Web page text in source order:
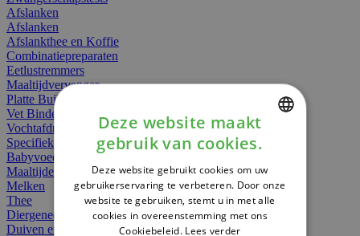
Afslanken
Afslanken
Afslankthee en Koffie
Combinatiepreparaten
Eetlustremmers
Maaltijdvervanger
Platte Buik
Vet Binders
Vochtafdrijvers
Specifieke Voeding
Babyvoeding
Maaltijden
Melken
Thee
Diergeneesmiddelen
Duiven en vogels
DUTCH
FRENCH
ENGLISH
Deze website maakt
gebruik van cookies.
Deze website gebruikt cookies om uw
gebruikerservaring te verbeteren. Door onze
website te gebruiken, stemt u in met alle
cookies in overeenstemming met ons
Cookiebeleid. Lees verder